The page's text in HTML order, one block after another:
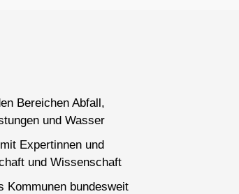
Bereichen Abfall,
und Wasser
Expertinnen und
und Wissenschaft
Kommunen bundesweit